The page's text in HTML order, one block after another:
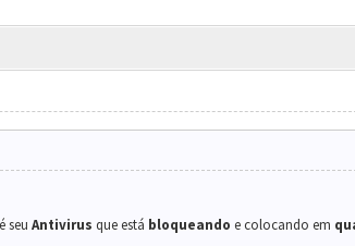
é seu Antivirus que está bloqueando e colocando em